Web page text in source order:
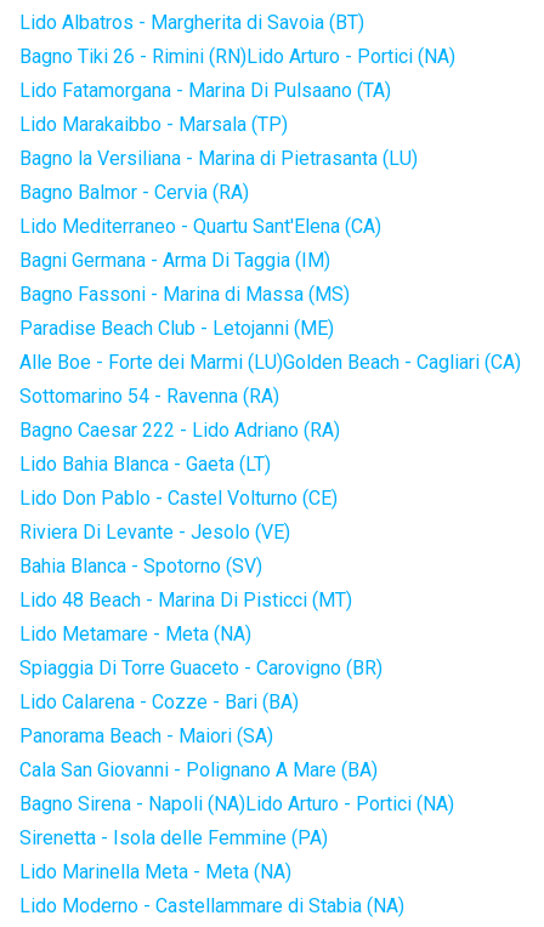
Lido Albatros - Margherita di Savoia (BT)
Bagno Tiki 26 - Rimini (RN)Lido Arturo - Portici (NA)
Lido Fatamorgana - Marina Di Pulsaano (TA)
Lido Marakaibbo - Marsala (TP)
Bagno la Versiliana - Marina di Pietrasanta (LU)
Bagno Balmor - Cervia (RA)
Lido Mediterraneo - Quartu Sant'Elena (CA)
Bagni Germana - Arma Di Taggia (IM)
Bagno Fassoni - Marina di Massa (MS)
Paradise Beach Club - Letojanni (ME)
Alle Boe - Forte dei Marmi (LU)Golden Beach - Cagliari (CA)
Sottomarino 54 - Ravenna (RA)
Bagno Caesar 222 - Lido Adriano (RA)
Lido Bahia Blanca - Gaeta (LT)
Lido Don Pablo - Castel Volturno (CE)
Riviera Di Levante - Jesolo (VE)
Bahia Blanca - Spotorno (SV)
Lido 48 Beach - Marina Di Pisticci (MT)
Lido Metamare - Meta (NA)
Spiaggia Di Torre Guaceto - Carovigno (BR)
Lido Calarena - Cozze - Bari (BA)
Panorama Beach - Maiori (SA)
Cala San Giovanni - Polignano A Mare (BA)
Bagno Sirena - Napoli (NA)Lido Arturo - Portici (NA)
Sirenetta - Isola delle Femmine (PA)
Lido Marinella Meta - Meta (NA)
Lido Moderno - Castellammare di Stabia (NA)